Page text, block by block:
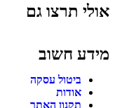
אולי תרצו גם
מידע חשוב
ביטול עסקה
אודות
תקנון האתר